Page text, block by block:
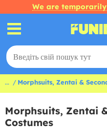
We are
... Morphsuits, Zentai &
Morphsuits, Zentai
Costumes